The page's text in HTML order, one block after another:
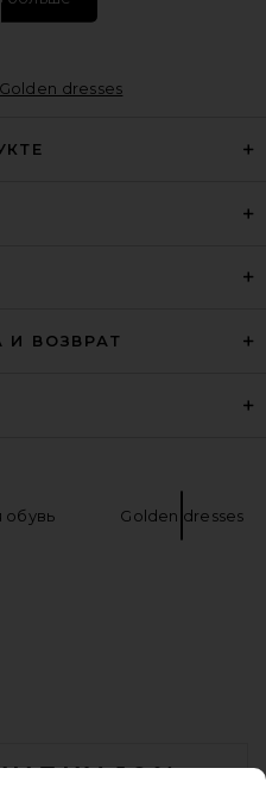
Golden dresses
И ВОЗВРАТ
обувь Golden dresses
10%